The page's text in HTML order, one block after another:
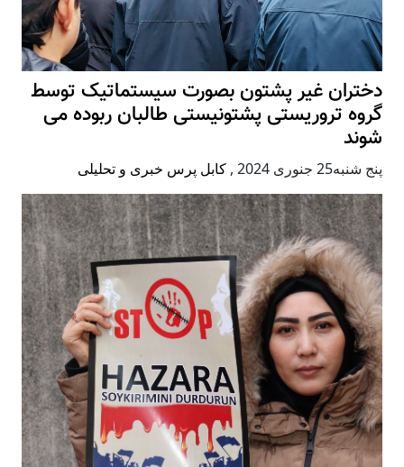
دختران غیر پشتون بصورت سیستماتیک توسط
گروه تروریستی پشتونیستی طالبان ربوده می
شوند
پنج شنبه25 جنوری 2024 , کابل پرس خبری و تحلیلی